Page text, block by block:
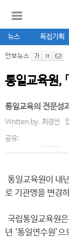
뉴스 특집기획
안보뉴스
통일교육원,
통일교육의 전문성
Written by. 최경선
공유:
통일교육원이 내
로 기관명을 변경
국립통일교육원
년 ‘통일연수원’